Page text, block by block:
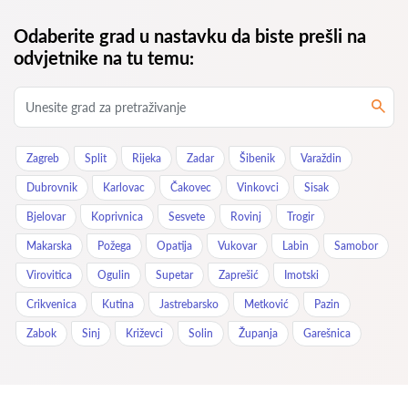
Odaberite grad u nastavku da biste prešli na
odvjetnike na tu temu:
Zagreb Split Rijeka Zadar Šibenik Varaždin
Dubrovnik Karlovac Čakovec Vinkovci Sisak
Bjelovar Koprivnica Sesvete Rovinj Trogir
Makarska Požega Opatija Vukovar Labin Samobor
Virovitica Ogulin Supetar Zaprešić Imotski
Crikvenica Kutina Jastrebarsko Metković Pazin
Zabok Sinj Križevci Solin Županja Garešnica